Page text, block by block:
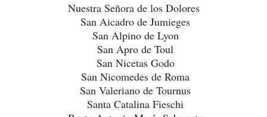
Nuestra Señora de los Dolores
San Aicadro de Jumieges
San Alpino de Lyon
San Apro de Toul
San Nicetas Godo
San Nicomedes de Roma
San Valeriano de Tournus
Santa Catalina Fieschi